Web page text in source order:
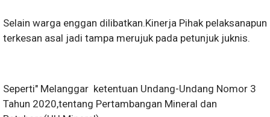
Selain warga enggan dilibatkan.Kinerja Pihak pelaksanapun
terkesan asal jadi tampa merujuk pada petunjuk juknis.
Seperti" Melanggar ketentuan Undang-Undang Nomor 3
Tahun 2020,tentang Pertambangan Mineral dan